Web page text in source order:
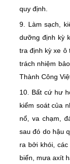
quy định.
9. Làm sạch,
dưỡng định kỳ
tra định kỳ xe ô
trách nhiệm
Thành Công
10. Bất cứ hư
kiểm soát của
nổ, va chạm,
sau đó do hậu
ra bởi khói,
biển, mưa axít